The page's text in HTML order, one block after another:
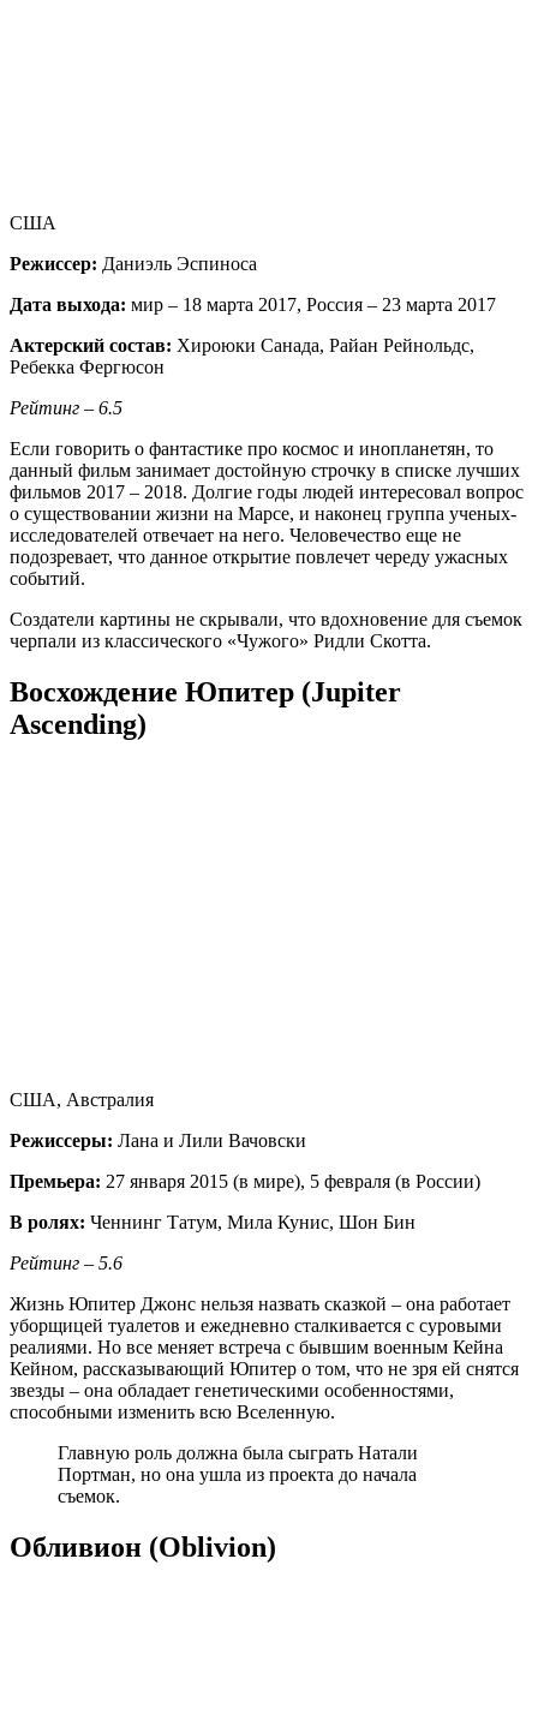
CША
Режиссер: Даниэль Эспиноса
Дата выхода: мир – 18 марта 2017, Россия – 23 марта 2017
Актерский состав: Хироюки Санада, Райан Рейнольдс,
Ребекка Фергюсон
Рейтинг – 6.5
Если говорить о фантастике про космос и инопланетян, то
данный фильм занимает достойную строчку в списке лучших
фильмов 2017 – 2018. Долгие годы людей интересовал вопрос
о существовании жизни на Марсе, и наконец группа ученых-
исследователей отвечает на него. Человечество еще не
подозревает, что данное открытие повлечет череду ужасных
событий.
Создатели картины не скрывали, что вдохновение для съемок
черпали из классического «Чужого» Ридли Скотта.
Восхождение Юпитер (Jupiter
Ascending)
США, Австралия
Режиссеры: Лана и Лили Вачовски
Премьера: 27 января 2015 (в мире), 5 февраля (в России)
В ролях: Ченнинг Татум, Мила Кунис, Шон Бин
Рейтинг – 5.6
Жизнь Юпитер Джонс нельзя назвать сказкой – она работает
уборщицей туалетов и ежедневно сталкивается с суровыми
реалиями. Но все меняет встреча с бывшим военным Кейна
Кейном, рассказывающий Юпитер о том, что не зря ей снятся
звезды – она обладает генетическими особенностями,
способными изменить всю Вселенную.
Главную роль должна была сыграть Натали
Портман, но она ушла из проекта до начала
съемок.
Обливион (Oblivion)